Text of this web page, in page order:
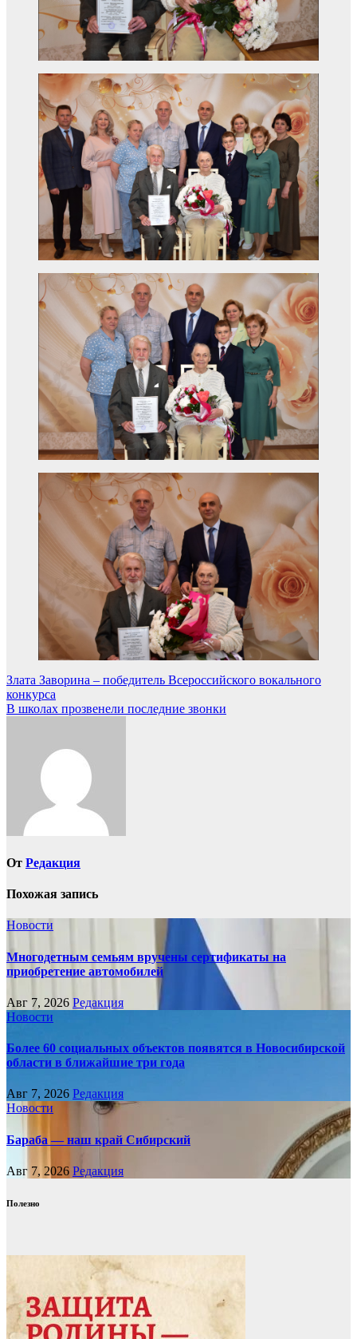
Навигация
по
Злата Заворина – победитель Всероссийского вокального
конкурса
В школах прозвенели последние звонки
От Редакция
Похожая запись
Новости
Многодетным семьям вручены сертификаты на
приобретение автомобилей
Авг 7, 2026 Редакция
Новости
Более 60 социальных объектов появятся в Новосибирской
области в ближайшие три года
Авг 7, 2026 Редакция
Новости
Бараба — наш край Сибирский
Авг 7, 2026 Редакция
Полезно